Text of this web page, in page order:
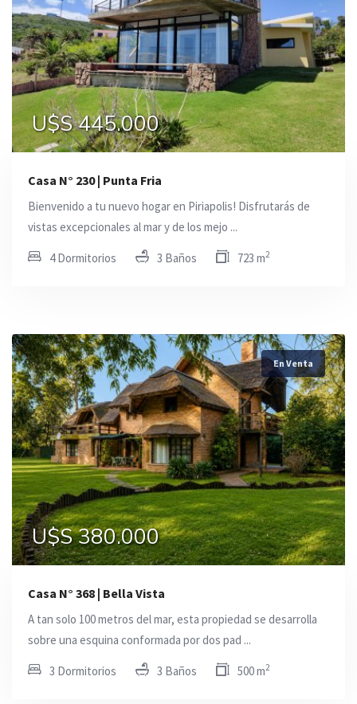
U$S 445.000
Casa N° 230 | Punta Fria
Bienvenido a tu nuevo hogar en Piriapolis! Disfrutarás de
vistas excepcionales al mar y de los mejo ...
4 Dormitorios 3 Baños 723 m2
En Venta
U$S 380.000
Casa N° 368 | Bella Vista
A tan solo 100 metros del mar, esta propiedad se desarrolla
sobre una esquina conformada por dos pad ...
3 Dormitorios 3 Baños 500 m2